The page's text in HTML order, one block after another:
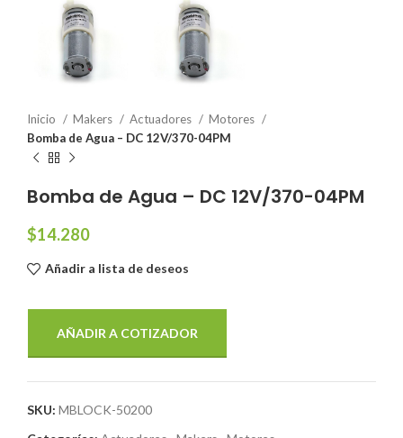
Inicio Makers Actuadores
Motores
Bomba de Agua – DC 12V/370-04PM
Bomba de Agua – DC 12V/370-04PM
$14.280
Añadir a lista de deseos
AÑADIR A COTIZADOR
SKU: MBLOCK-50200